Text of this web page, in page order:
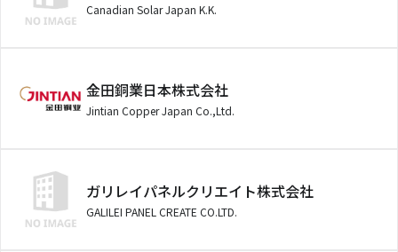
Canadian Solar Japan K.K.
金田銅業日本株式会社
Jintian Copper Japan Co.,Ltd.
ガリレイパネルクリエイト株式会社
GALILEI PANEL CREATE CO.LTD.